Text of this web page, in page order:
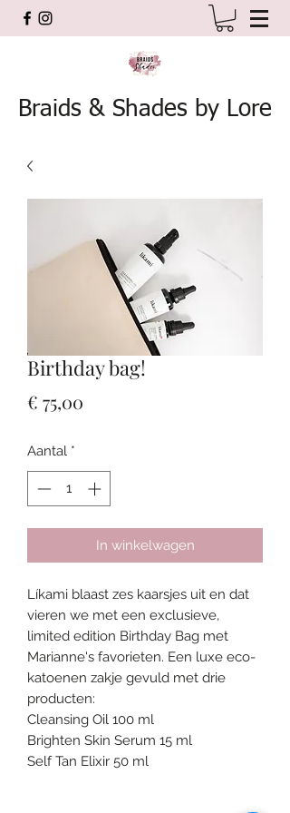
Braids & Shades by Lore
Birthday bag!
€ 75,00
Aantal *
In winkelwagen
Líkami blaast zes kaarsjes uit en dat
vieren we met een exclusieve,
limited edition Birthday Bag met
Marianne's favorieten. Een luxe eco-
katoenen zakje gevuld met drie
producten:
Cleansing Oil 100 ml
Brighten Skin Serum 15 ml
Self Tan Elixir 50 ml